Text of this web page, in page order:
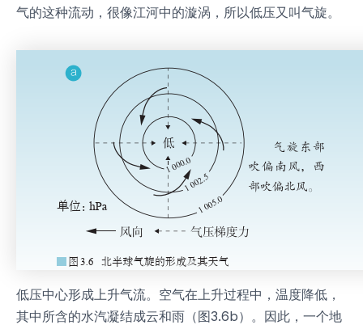
气的这种流动，很像江河中的漩涡，所以低压又叫气旋。
低压中心形成上升气流。空气在上升过程中，温度降低，
其中所含的水汽凝结成云和雨（图3.6b）。因此，一个地